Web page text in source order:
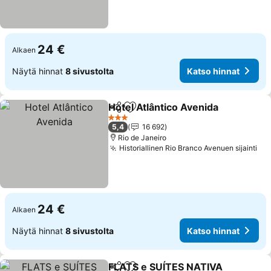
Alkaen 24 €
Näytä hinnat 8 sivustolta Katso hinnat
Jaa Lisää suosikkeihin
Hotel Atlântico Avenida
3 Tähtiluokitus
5,4
16 692
Rio de Janeiro
Historiallinen Rio Branco Avenuen sijainti
Alkaen 24 €
Näytä hinnat 8 sivustolta Katso hinnat
FLATS e SUÍTES NATIVA